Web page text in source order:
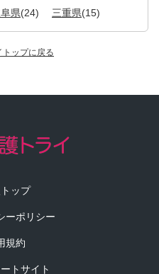
県(24) 三重県(15)
トップに戻る
ップ
ーポリシー
規約
トサイト